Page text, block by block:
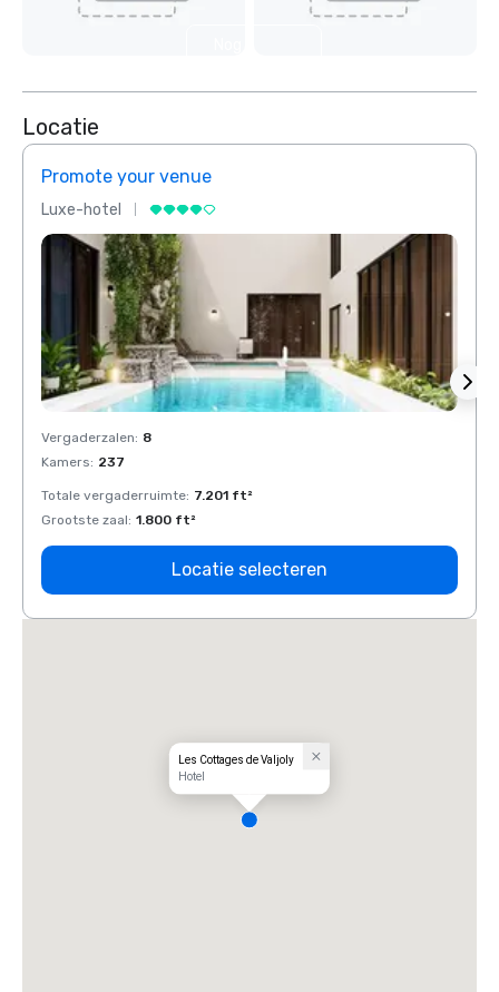
Locatie
Promote your venue
Luxe-hotel
Vergaderzalen: 8
Kamers: 237
Totale vergaderruimte: 7.201 ft²
Grootste zaal: 1.800 ft²
Locatie selecteren
Les Cottages de Valjoly
Hotel